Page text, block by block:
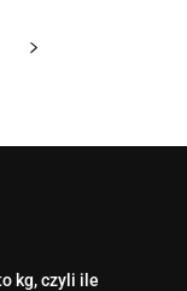
kg, czyli ile